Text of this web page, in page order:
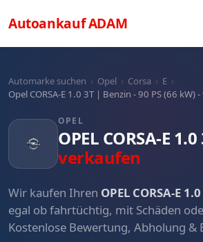
AutoankaufADAM
Automarke suchen › Opel › Corsa › E ›
Opel CORSA-E 1.0 3T | Benzin - 90 PS (66 kW)
OPEL
OPEL CORSA-E 1.0
verkaufen
Wir kaufen Ihren OPEL CORSA-E
egal ob fahrtüchtig, mit Schäden
Kostenlose Bewertung, Abholung &